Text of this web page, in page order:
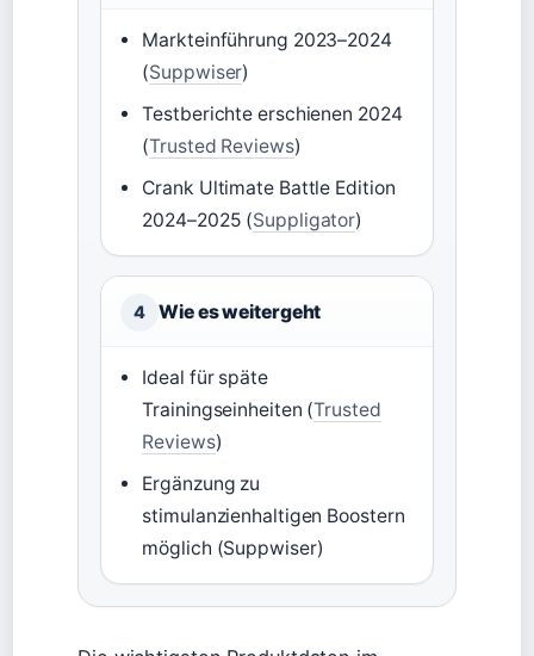
Markteinführung 2023–2024
(Suppwiser)
Testberichte erschienen 2024
(Trusted Reviews)
Crank Ultimate Battle Edition
2024–2025 (Suppligator)
4 Wie es weitergeht
Ideal für späte
Trainingseinheiten (Trusted
Reviews)
Ergänzung zu
stimulanzienhaltigen Boostern
möglich (Suppwiser)